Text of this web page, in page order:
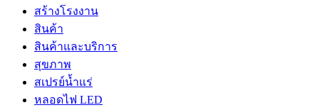
สร้างโรงงาน
สินค้า
สินค้าและบริการ
สุขภาพ
สเปรย์น้ำแร่
หลอดไฟ LED